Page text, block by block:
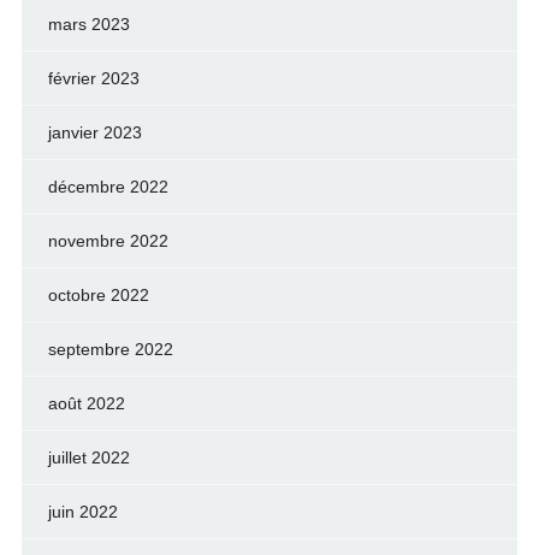
mars 2023
février 2023
janvier 2023
décembre 2022
novembre 2022
octobre 2022
septembre 2022
août 2022
juillet 2022
juin 2022